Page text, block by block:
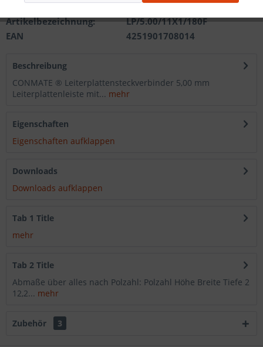
Artikel-Nr.:
201210412111
Artikelbezeichnung:
LP/5.00/11X1/180F
EAN
4251901708014
Beschreibung
CONMATE ® Leiterplattensteckverbinder 5,00 mm
Leiterplattenleiste mit... mehr
Eigenschaften
Eigenschaften aufklappen
Downloads
Downloads aufklappen
Tab 1 Title
mehr
Tab 2 Title
Abmaße über alles nach Polzahl: Polzahl Höhe Breite Tiefe 2
12,2... mehr
Zubehör 3